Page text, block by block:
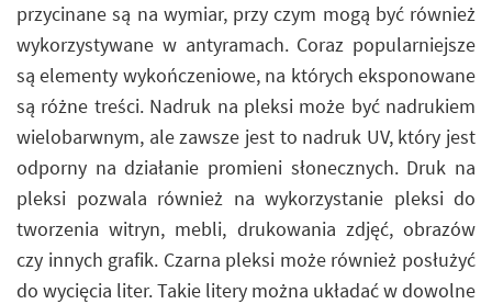
przycinane są na wymiar, przy czym mogą być również
wykorzystywane w antyramach. Coraz popularniejsze
są elementy wykończeniowe, na których eksponowane
są różne treści. Nadruk na pleksi może być nadrukiem
wielobarwnym, ale zawsze jest to nadruk UV, który jest
odporny na działanie promieni słonecznych. Druk na
pleksi pozwala również na wykorzystanie pleksi do
tworzenia witryn, mebli, drukowania zdjęć, obrazów
czy innych grafik. Czarna pleksi może również posłużyć
do wycięcia liter. Takie litery można układać w dowolne